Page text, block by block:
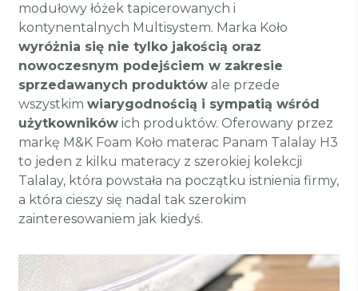
modułowy łóżek tapicerowanych i
kontynentalnych Multisystem. Marka Koło
wyróżnia się nie tylko jakością oraz
nowoczesnym podejściem w zakresie
sprzedawanych produktów ale przede
wszystkim wiarygodnością i sympatią wśród
użytkowników ich produktów. Oferowany przez
markę M&K Foam Koło materac Panam Talalay H3
to jeden z kilku materacy z szerokiej kolekcji
Talalay, która powstała na początku istnienia firmy,
a która cieszy się nadal tak szerokim
zainteresowaniem jak kiedyś.